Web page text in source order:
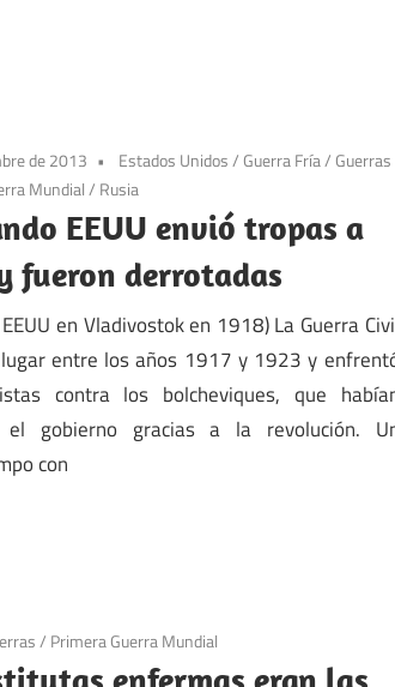
de 2013 Estados Unidos/Guerra Fría/Guerras
Mundial/ Rusia
EEUU envió tropas a
fueron derrotadas
en Vladivostok en 1918) La Guerra
entre los años 1917 y 1923 y
contra los bolcheviques, que
el gobierno gracias a la revolución.
con
/ Primera Guerra Mundial